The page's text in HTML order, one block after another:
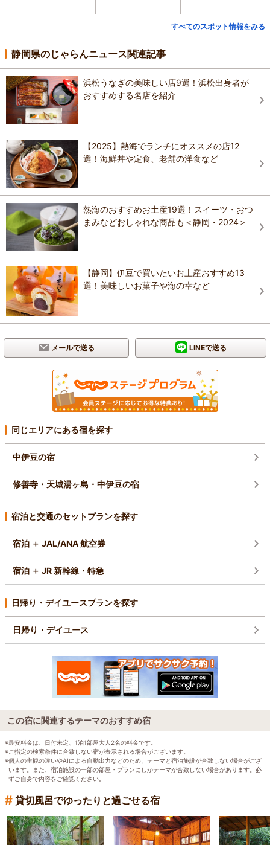
すべてのスポット情報をみる
静岡県のじゃらんニュース関連記事
浜松うなぎの美味しい店9選！浜松出身者が
おすすめする名店を紹介
【2025】熱海でランチにオススメの店12
選！海鮮丼や定食、老舗の洋食など
熱海のおすすめお土産19選！スイーツ・おつ
まみなどおしゃれな商品も＜静岡・2024＞
【静岡】伊豆で買いたいお土産おすすめ13
選！美味しいお菓子や海の幸など
メールで送る LINEで送る
同じエリアにある宿を探す
中伊豆の宿
修善寺・天城湯ヶ島・中伊豆の宿
宿泊と交通のセットプランを探す
宿泊 ＋ JAL/ANA 航空券
宿泊 ＋ JR 新幹線・特急
日帰り・デイユースプランを探す
日帰り・デイユース
この宿に関連するテーマのおすすめ宿
※最安料金は、日付未定、1泊1部屋大人2名の料金です。
※ご指定の検索条件に合致しない宿が表示される場合がございます。
※個人の主観の違いやAIによる自動出力などのため、テーマと宿泊施設が合致しない場合がござ
います。また、宿泊施設の一部の部屋・プランにしかテーマが合致しない場合があります。必
ずご自身で内容をご確認ください。
# 貸切風呂でゆったりと過ごせる宿